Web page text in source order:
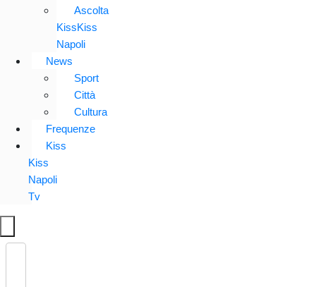
Ascolta
KissKiss
Napoli
News
Sport
Città
Cultura
Frequenze
Kiss
Kiss
Napoli
Tv